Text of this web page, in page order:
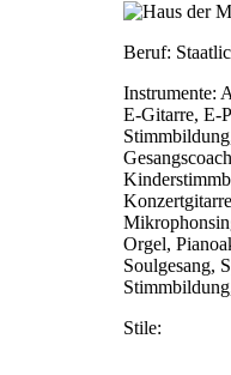
Beruf:
Instrumente:
E-Gitarre, E-
Orgel,
Soulgesang,
Stile: